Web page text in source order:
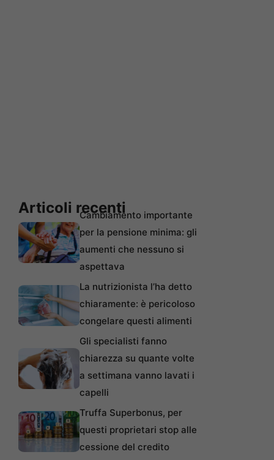
Articoli recentiCambiamento importante
per la pensione minima: gli
aumenti che nessuno si
aspettava
La nutrizionista l’ha detto
chiaramente: è pericoloso
congelare questi alimenti
Gli specialisti fanno
chiarezza su quante volte
a settimana vanno lavati i
capelli
Truffa Superbonus, per
questi proprietari stop alle
cessione del credito